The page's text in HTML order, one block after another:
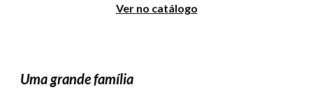
Ver no catálogo
Uma grande família